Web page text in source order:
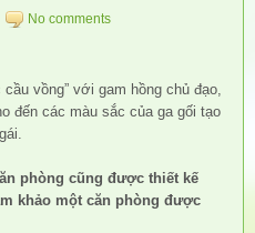
No comments
vồng” với gam hồng chủ đạo,
các màu sắc của ga gối tạo
phòng cũng được thiết kế
khảo một căn phòng được